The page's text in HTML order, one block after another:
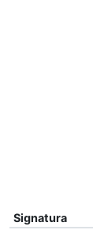
Signatura